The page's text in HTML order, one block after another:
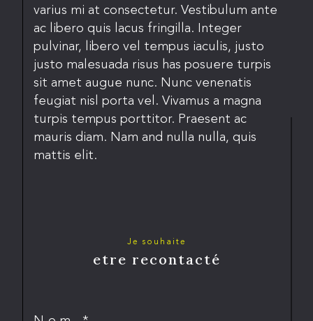
varius mi at consectetur. Vestibulum ante
ac libero quis lacus fringilla. Integer
pulvinar, libero vel tempus iaculis, justo
justo malesuada risus has posuere turpis
sit amet augue nunc. Nunc venenatis
feugiat nisl porta vel. Vivamus a magna
turpis tempus porttitor. Praesent ac
mauris diam. Nam and nulla nulla, quis
mattis elit.
Je souhaite
etre recontacté